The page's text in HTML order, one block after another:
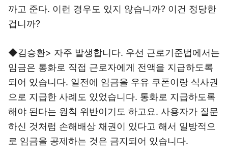
까고 준다. 이런 경우도 있지 않습니까? 이건 정당한
겁니까?
◆김승환> 자주 발생합니다. 우선 근로기준법에서는
임금은 통화로 직접 근로자에게 전액을 지급하도록
되어 있습니다. 일전에 임금을 우유 쿠폰이랑 식사권
으로 지급한 사례도 있었습니다. 통화로 지급하도록
해야 된다는 원칙 위반이기도 하고요. 사용자가 질문
하신 것처럼 손해배상 채권이 있다고 해서 일방적으
로 임금을 공제하는 것은 금지되어 있습니다.